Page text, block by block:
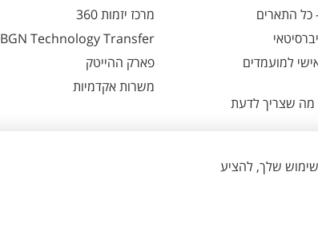
כל התארים
למועמדים
שצריך לדעת
מרכז יזמות 360
BGN Technology Transfer
פארק ההייטק
משרות אקדמיות